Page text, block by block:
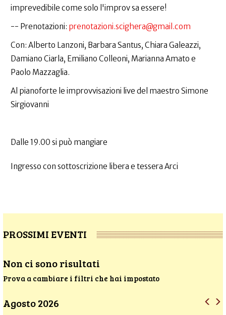
imprevedibile come solo l'improv sa essere!
--️ Prenotazioni: prenotazioni.scighera@gmail.com
Con: Alberto Lanzoni, Barbara Santus, Chiara Galeazzi,
Damiano Ciarla, Emiliano Colleoni, Marianna Amato e
Paolo Mazzaglia.
Al pianoforte le improvvisazioni live del maestro Simone
Sirgiovanni
Dalle 19.00 si può mangiare
Ingresso con sottoscrizione libera e tessera Arci
PROSSIMI EVENTI
Non ci sono risultati
Prova a cambiare i filtri che hai impostato
Agosto 2026